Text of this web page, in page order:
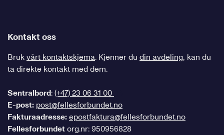
Kontakt oss
Brukvårt kontaktskjema. Kjenner du din avdeling, kan du
ta direkte kontakt med dem.
Sentralbord:(+47) 23 06 31 00
E-post: post@fellesforbundet.no
Fakturaadresse:epostfaktura@fellesforbundet.no
Fellesforbundetorg.nr: 950956828